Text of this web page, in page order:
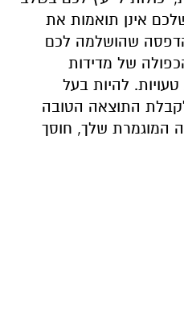
אינן תואמות את
שהושלמה לכם
של מדידות
להיות בעל
התוצאה הטובה
המוגמרת שלך, חוסך